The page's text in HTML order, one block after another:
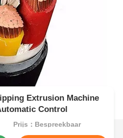
Extrusion Machine
Control
Prijs：Bespreekbaar